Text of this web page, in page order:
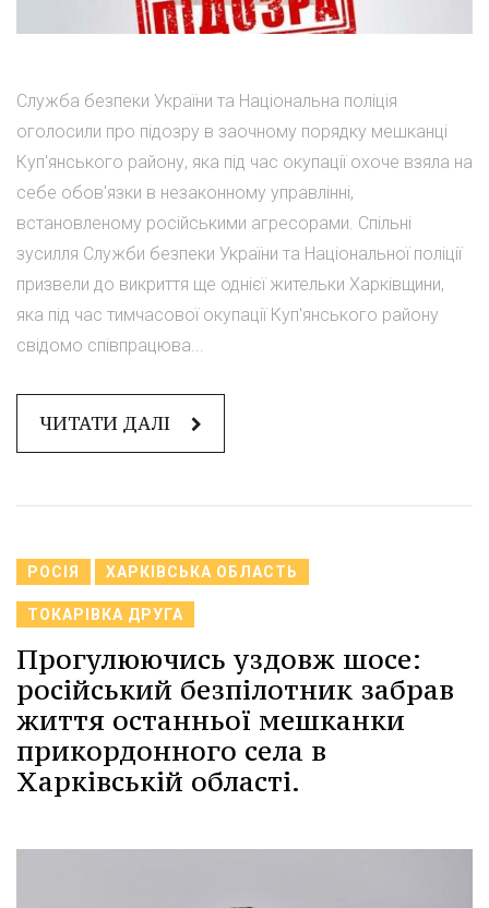
Служба безпеки України та Національна поліція
оголосили про підозру в заочному порядку мешканці
Куп'янського району, яка під час окупації охоче взяла на
себе обов'язки в незаконному управлінні,
встановленому російськими агресорами. Спільні
зусилля Служби безпеки України та Національної поліції
призвели до викриття ще однієї жительки Харківщини,
яка під час тимчасової окупації Куп'янського району
свідомо співпрацюва...
ЧИТАТИ ДАЛІ
РОСІЯ ХАРКІВСЬКА ОБЛАСТЬ
ТОКАРІВКА ДРУГА
Прогулюючись уздовж шосе:
російський безпілотник забрав
життя останньої мешканки
прикордонного села в
Харківській області.